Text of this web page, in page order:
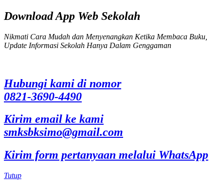
Download App Web Sekolah
Nikmati Cara Mudah dan Menyenangkan Ketika Membaca Buku,
Update Informasi Sekolah Hanya Dalam Genggaman
Hubungi kami di nomor
0821-3690-4490
Kirim email ke kami
smksbksimo@gmail.com
Kirim form pertanyaan melalui WhatsApp
Tutup